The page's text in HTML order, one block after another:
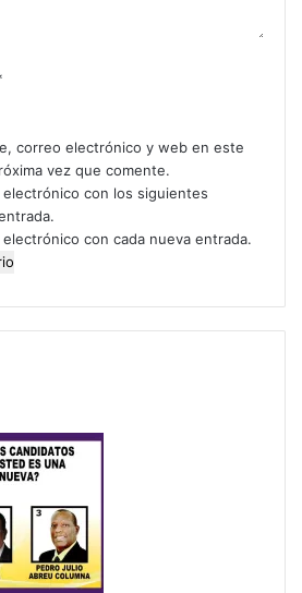
correo electrónico y web en este
vez que comente.
con los siguientes
con cada nueva entrada.